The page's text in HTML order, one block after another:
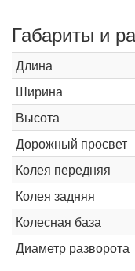
Габариты и
Длина
Ширина
Высота
Дорожный просвет
Колея передняя
Колея задняя
Колесная база
Диаметр разворота